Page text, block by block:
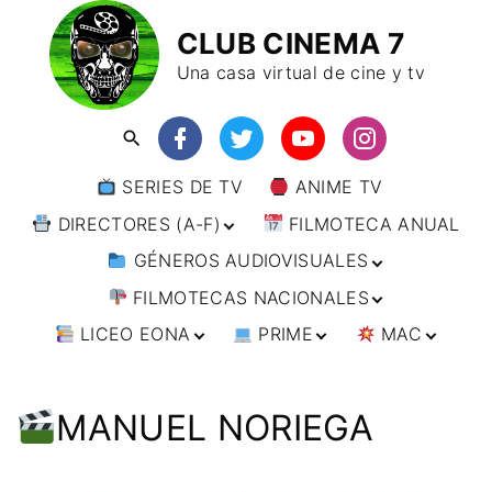
CLUB CINEMA 7
Una casa virtual de cine y tv
SERIES DE TV
ANIME TV
DIRECTORES (A-F)
DIRECTORES (F-L)
DIRECTORES (L-
W)
FILMOTECA ANUAL
GÉNEROS AUDIOVISUALES
ANIMACIÓN
ARTES MARCIALES
CINE DOCUMENTAL
FILMOTECAS NACIONALES
AFRICA
BRASIL
CHILE
ASIA
INDIA
JAPÓN
EUROPA
ALEMANIA
LICEO EONA
TALLERES
ONLINE
PRIME
IMPRESCINDIBLES
MAC
🗨 CÓMICS
MANUEL NORIEGA